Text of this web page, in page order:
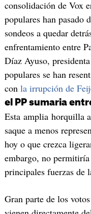
consolidación de Vox
populares han pasado
sondeos a quedar
enfrentamiento entre
Díaz Ayuso,
populares se han
con la irrupción de
el PP sumaria
Esta amplia horquilla
saque a menos
hoy o que crezca
embargo, no
principales fuerzas de
Gran parte de los